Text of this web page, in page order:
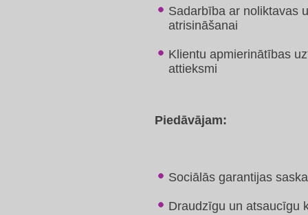
Sadarbība ar noliktavas
atrisināšanai
Klientu apmierinātības
attieksmi
Piedāvājam:
Sociālās garantijas
Draudzīgu un atsaucīgu